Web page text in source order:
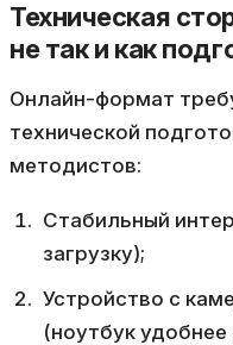
Техническая
не так и как
Онлайн-формат
технической
методистов:
Стабильный
загрузку);
Устройство с
(ноутбук